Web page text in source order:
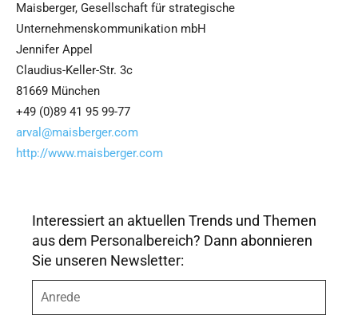
Maisberger, Gesellschaft für strategische
Unternehmenskommunikation mbH
Jennifer Appel
Claudius-Keller-Str. 3c
81669 München
+49 (0)89 41 95 99-77
arval@maisberger.com
http://www.maisberger.com
Interessiert an aktuellen Trends und Themen
aus dem Personalbereich? Dann abonnieren
Sie unseren Newsletter:
r